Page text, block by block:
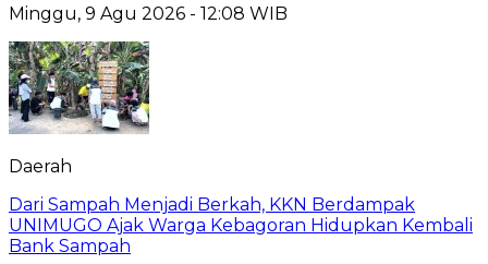
Minggu, 9 Agu 2026 - 12:08 WIB
Daerah
Dari Sampah Menjadi Berkah, KKN Berdampak
UNIMUGO Ajak Warga Kebagoran Hidupkan Kembali
Bank Sampah